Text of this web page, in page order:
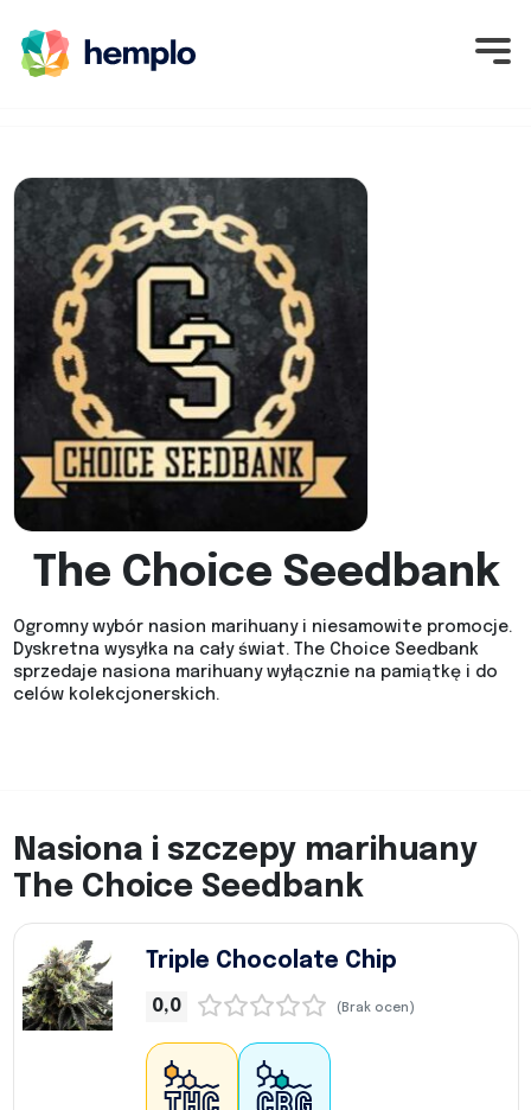
The Choice Seedbank
Ogromny wybór nasion marihuany i niesamowite promocje.
Dyskretna wysyłka na cały świat. The Choice Seedbank
sprzedaje nasiona marihuany wyłącznie na pamiątkę i do
celów kolekcjonerskich.
Nasiona i szczepy marihuany
The Choice Seedbank
Triple Chocolate Chip
0,0 (Brak ocen)